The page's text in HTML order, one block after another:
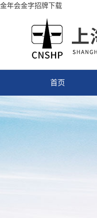
金年会金字招牌下载
首页